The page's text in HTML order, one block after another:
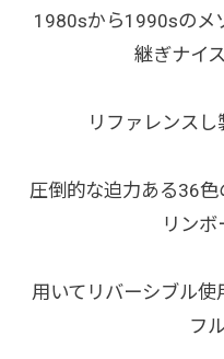
1980sから1990sのメ
継ぎナイ
リファレンスし
圧倒的な迫力ある36
リンボ
用いてリバーシブル
フ